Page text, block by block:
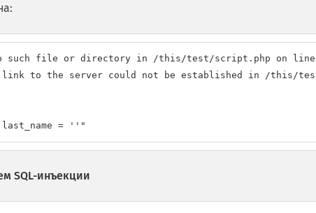
No such file or directory in /this/test/script.php on
link to the server could not be established in /this/
last_name = ''"
SQL-инъекции